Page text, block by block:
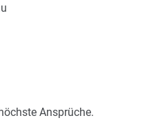
Ansprüche.